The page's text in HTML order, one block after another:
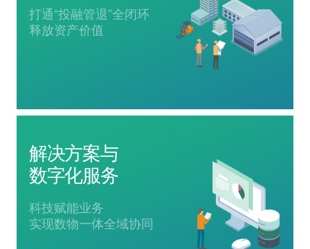
打通“投融管退”全闭环
释放资产价值
解决方案与
数字化服务
科技赋能业务
实现数物一体全域协同